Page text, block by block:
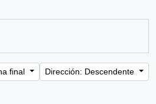
final Dirección: Descendente